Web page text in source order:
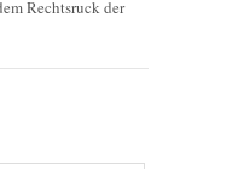
Rechtsruck der